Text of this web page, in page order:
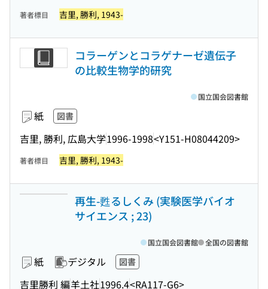
著者標目 吉里, 勝利, 1943-
コラーゲンとコラゲナーゼ遺伝子
の比較生物学的研究
紙 図書
吉里, 勝利, 広島大学1996-1998<Y151-H08044209>
国立国会図書館
著者標目 吉里, 勝利, 1943-
再生-甦るしくみ (実験医学バイオ
サイエンス ; 23)
紙 デジタル 図書
吉里勝利 編羊土社1996.4<RA117-G6>
国立国会図書館 全国の図書館